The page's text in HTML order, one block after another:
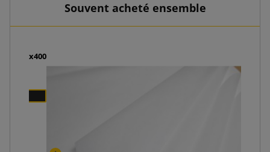
Souvent acheté ensemble